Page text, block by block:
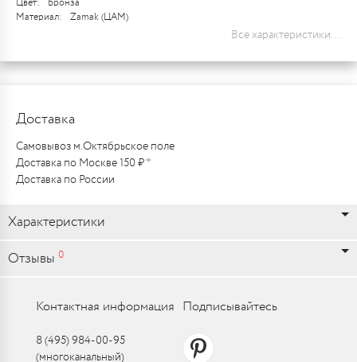
Цвет:
Бронза
Материал:
Zamak (ЦАМ)
Все характеристики...
Доставка
Самовывоз м.Октябрьское поле
Доставка по Москве 150 ₽ *
Доставка по России
Характеристики
Отзывы 0
Контактная информация
8 (495) 984-00-95
(многоканальный)
Подписывайтесь